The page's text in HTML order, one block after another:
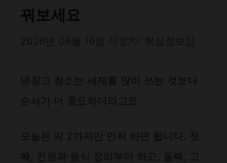
꿔보세요
냉장고 청소는 세제를 많이 쓰는 것보다
순서가 더 중요하더라고요.
오늘은 딱 2가지만 먼저 하면 됩니다. 첫
째, 전원과 음식 정리부터 하고, 둘째, 고